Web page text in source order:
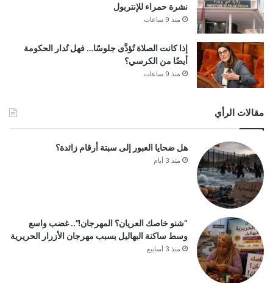
نشرة حمراء للإنتربول
منذ 9 ساعات
إذا كانت الصلاة تُؤدَّى جلوسًا… فهل تُدار الحكومة
أيضًا من الكرسي؟
منذ 9 ساعات
مقالات الرأي
هل ضحايا العبور إلى سبتة أرقام زائدة؟
منذ 3 أيام
“شنو خاصك العريان؟ المهرجان!”.. غضب واسع
وسط ساكنة البهاليل بسبب مهرجان الأزرار الحريرية
منذ 3 أسابيع